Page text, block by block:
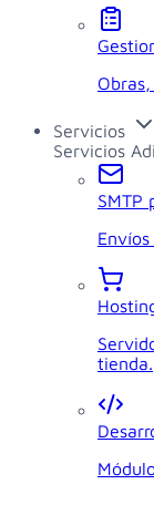
Servicios
Servicios
SMTP
tienda.